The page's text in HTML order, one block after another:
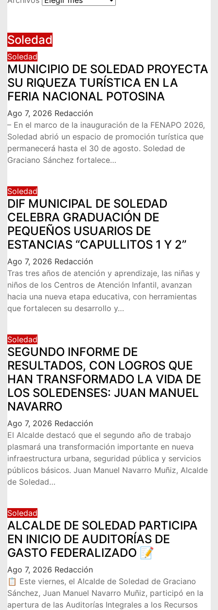
Soledad
Soledad
MUNICIPIO DE SOLEDAD PROYECTA
SU RIQUEZA TURÍSTICA EN LA
FERIA NACIONAL POTOSINA
Ago 7, 2026 Redacción
– En el marco de la inauguración de la FENAPO 2026,
Soledad abrió un espacio de promoción turística que
permanecerá hasta el 30 de agosto. Soledad de
Graciano Sánchez fortalece…
Soledad
DIF MUNICIPAL DE SOLEDAD
CELEBRA GRADUACIÓN DE
PEQUEÑOS USUARIOS DE
ESTANCIAS “CAPULLITOS 1 Y 2”
Ago 7, 2026 Redacción
Tras tres años de atención y aprendizaje, las niñas y
niños de los Centros de Atención Infantil, avanzan
hacia una nueva etapa educativa, con herramientas
que fortalecen su desarrollo y…
Soledad
SEGUNDO INFORME DE
RESULTADOS, CON LOGROS QUE
HAN TRANSFORMADO LA VIDA DE
LOS SOLEDENSES: JUAN MANUEL
NAVARRO
Ago 7, 2026 Redacción
El Alcalde destacó que el segundo año de trabajo
plasmará una transformación importante en nueva
infraestructura urbana, seguridad pública y servicios
públicos básicos. Juan Manuel Navarro Muñiz, Alcalde
de Soledad…
Soledad
ALCALDE DE SOLEDAD PARTICIPA
EN INICIO DE AUDITORÍAS DE
GASTO FEDERALIZADO 📝
Ago 7, 2026 Redacción
📋 Este viernes, el Alcalde de Soledad de Graciano
Sánchez, Juan Manuel Navarro Muñiz, participó en la
apertura de las Auditorías Integrales a los Recursos